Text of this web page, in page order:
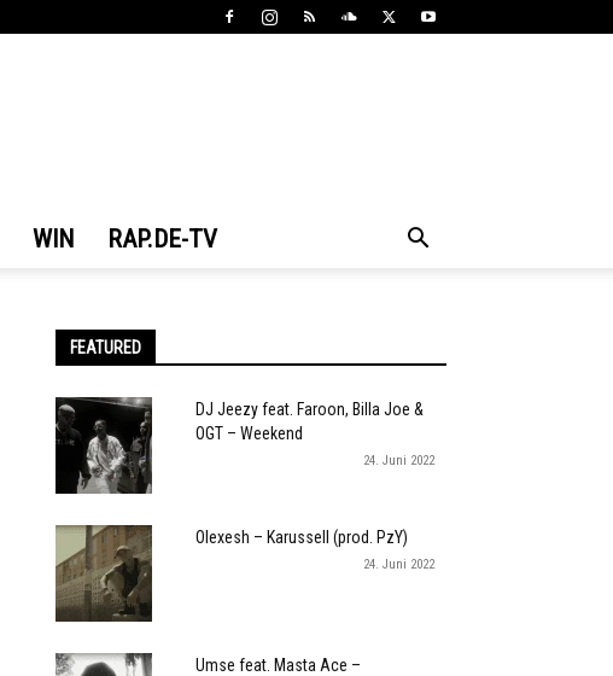
WIN RAP.DE-TV
FEATURED
DJ Jeezy feat. Faroon, Billa Joe &
OGT – Weekend
24. Juni 2022
Olexesh – Karussell (prod. PzY)
24. Juni 2022
Umse feat. Masta Ace –